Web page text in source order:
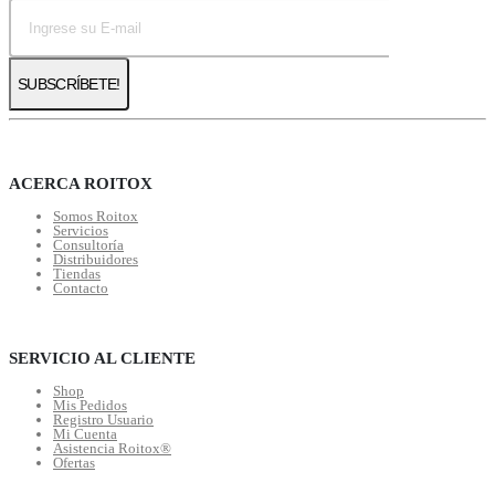
ACERCA ROITOX
Somos Roitox
Servicios
Consultoría
Distribuidores
Tiendas
Contacto
SERVICIO AL CLIENTE
Shop
Mis Pedidos
Registro Usuario
Mi Cuenta
Asistencia Roitox®
Ofertas